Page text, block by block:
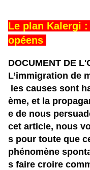
Le plan Kalergi
opéens
DOCUMENT DE
L’immigration de
les causes sont
ème, et la
e de nous
cet article, nous
s pour toute que
phénomène
s faire croire